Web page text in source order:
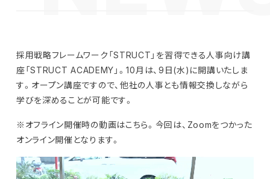
採用戦略フレームワーク「STRUCT」を習得できる人事向け講
座「STRUCT ACADEMY」。10月は、9日(水)に開講いたしま
す。オープン講座ですので、他社の人事とも情報交換しながら
学びを深めることが可能です。
※オフライン開催時の動画はこちら。今回は、Zoomをつかった
オンライン開催となります。